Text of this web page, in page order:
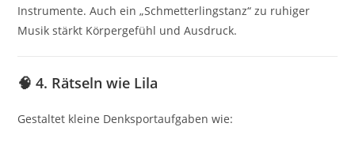
Instrumente. Auch ein „Schmetterlingstanz“ zu ruhiger
Musik stärkt Körpergefühl und Ausdruck.
🧠 4. Rätseln wie Lila
Gestaltet kleine Denksportaufgaben wie: